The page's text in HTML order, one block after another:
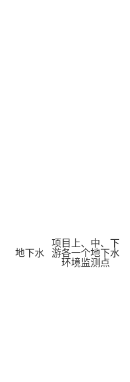
地下水
项目上、中、下
游各一个地下水
环境监测点